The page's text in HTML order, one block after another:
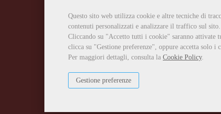
Questo sito web utilizza cookie e altre tecniche di
contenuti personalizzati e analizzare il traffico sul sito.
Cliccando su "Accetto tutti i cookie" saranno attivate
clicca su "Gestione preferenze", oppure accetta solo
Per maggiori dettagli, consulta la Cookie Policy.
Gestione preferenze